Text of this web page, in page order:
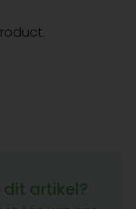
dit artikel?